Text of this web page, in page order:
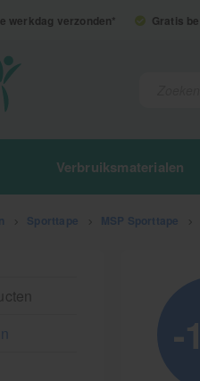
werkdag verzonden* Gratis
Verbruiksmaterialen
Sporttape MSP Sporttape
-